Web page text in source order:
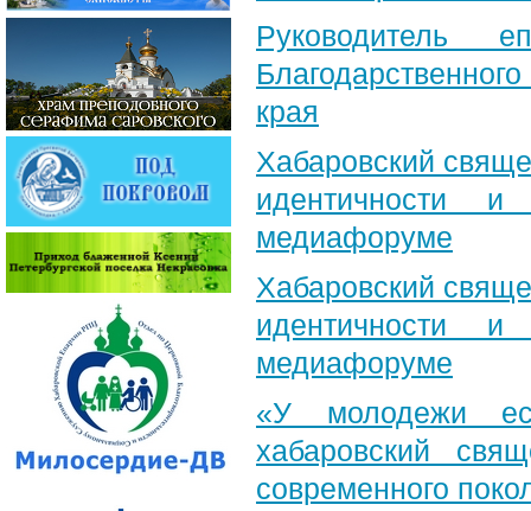
Руководитель
края
Хабаровский
идентичности
медиафоруме
Хабаровский
идентичности
медиафоруме
«У молодежи
хабаровский
современного